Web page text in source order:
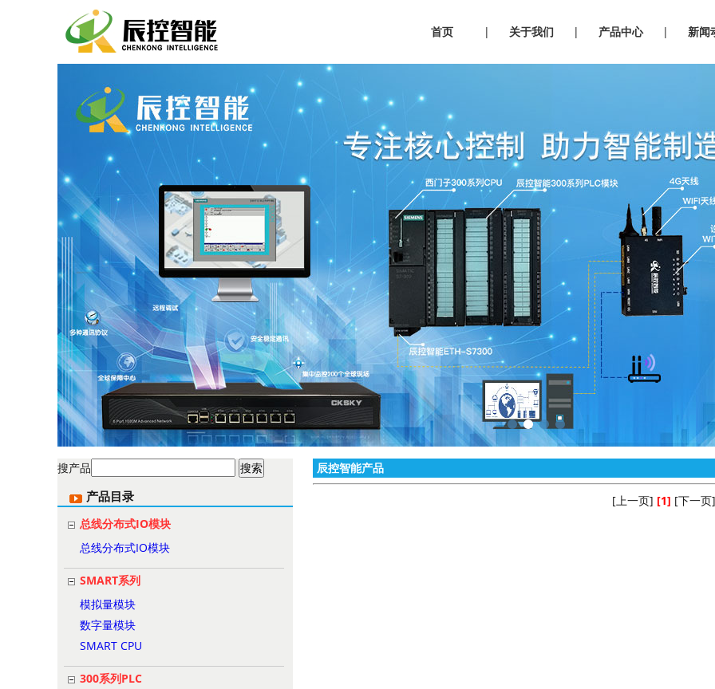
首页 | 关于我们 | 产品中心 | 新闻
搜产品
产品目录
总线分布式IO模块
总线分布式IO模块
SMART系列
模拟量模块
数字量模块
SMART CPU
300系列PLC
辰控智能产品
[上一页] [1] [下一页]